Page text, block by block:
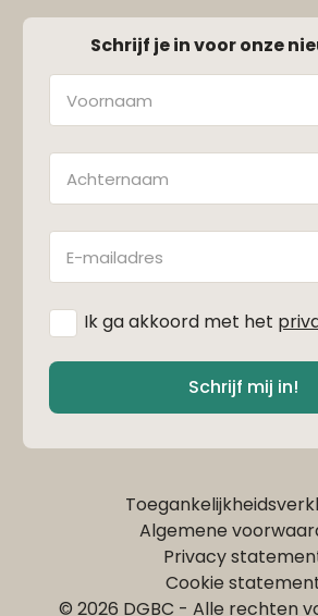
Schrijf je in voor onze
Naam
Achternaam
E-
mailadres
Ik ga akkoord met het
Schrijf mij in!
© 2026 DGBC - Alle rechten
Algemene
Privacy
Cookie